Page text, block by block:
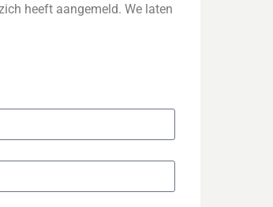
heeft aangemeld. We laten